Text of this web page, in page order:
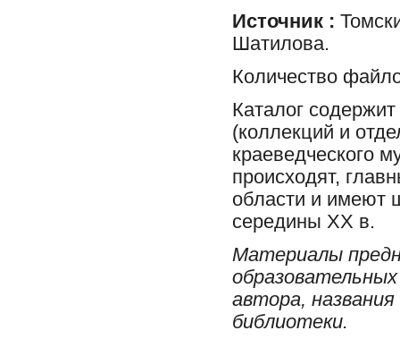
Источник :
Шатилова.
Количество
Каталог
(коллекций и
краеведческого
происходят,
области и имеют
середины XX в.
Материалы
автора,
библиотеки.